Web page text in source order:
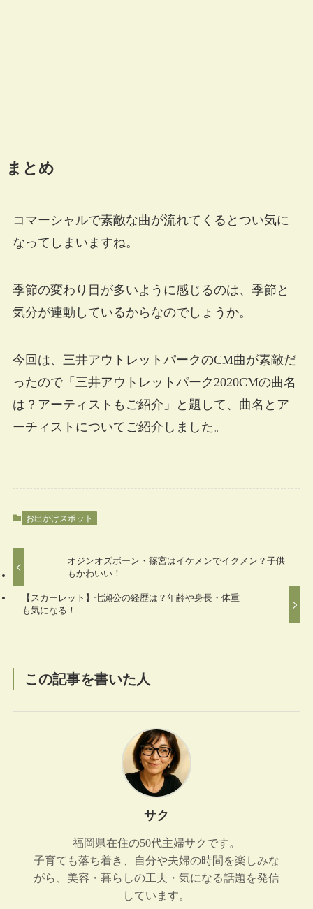
まとめ
コマーシャルで素敵な曲が流れてくるとつい気に
なってしまいますね。
季節の変わり目が多いように感じるのは、季節と
気分が連動しているからなのでしょうか。
今回は、三井アウトレットパークのCM曲が素敵だ
ったので「三井アウトレットパーク2020CMの曲名
は？アーティストもご紹介」と題して、曲名とア
ーチィストについてご紹介しました。
お出かけスポット
オジンオズボーン・篠宮はイケメンでイクメン？子供
もかわいい！
【スカーレット】七瀬公の経歴は？年齢や身長・体重
も気になる！
この記事を書いた人
サク
福岡県在住の50代主婦サクです。
子育ても落ち着き、自分や夫婦の時間を楽しみな
がら、美容・暮らしの工夫・気になる話題を発信
しています。